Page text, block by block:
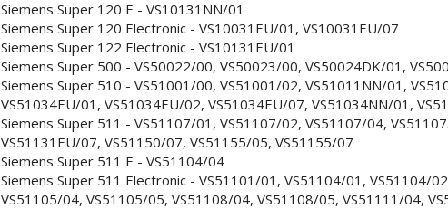
Siemens Super 120 E - VS10131NN/01
Siemens Super 120 Electronic - VS10031EU/01, VS10031EU/07
Siemens Super 122 Electronic - VS10131EU/01
Siemens Super 500 - VS50022/00, VS50023/00, VS50024DK/01,
Siemens Super 510 - VS51001/00, VS51001/02, VS51011NN/01,
VS51034EU/01, VS51034EU/02, VS51034EU/07, VS51034NN/01,
Siemens Super 511 - VS51107/01, VS51107/02, VS51107/04,
VS51131EU/07, VS51150/07, VS51155/05, VS51155/07
Siemens Super 511 E - VS51104/04
Siemens Super 511 Electronic - VS51101/01, VS51104/01, VS51104/
VS51105/04, VS51105/05, VS51108/04, VS51108/05, VS51111/04,